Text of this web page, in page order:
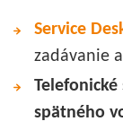
Service
zadávanie
spätného